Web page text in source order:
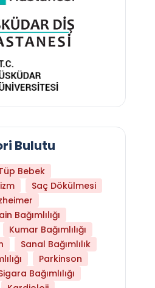
Yaşlanmayı
Bulutu
Bebek
Saç Dökülmesi
Bağımlılığı
Kumar Bağımlılığı
Sanal Bağımlılık
Parkinson
Bağımlılığı